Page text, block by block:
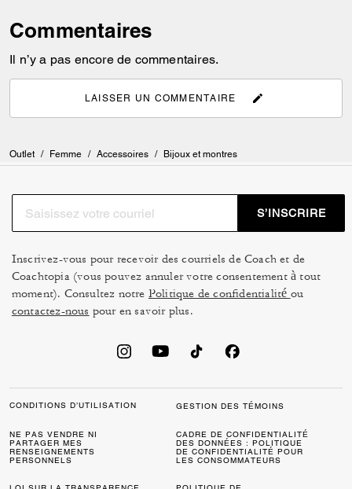
Commentaires
Il n’y a pas encore de commentaires.
LAISSER UN COMMENTAIRE
Outlet / Femme / Accessoires / Bijoux et montres
S’INSCRIRE
Inscrivez-vous pour recevoir des courriels de Coach et de
Coachtopia (vous pouvez annuler votre consentement à tout
moment). Consultez notre Politique de confidentialité ou
contactez-nous pour en savoir plus.
CONDITIONS D’UTILISATION GESTION DES TÉMOINS
NE PAS VENDRE NI
PARTAGER MES
RENSEIGNEMENTS
PERSONNELS
CADRE DE CONFIDENTIALITÉ
DES DONNÉES : POLITIQUE
DE CONFIDENTIALITÉ POUR
LES CONSOMMATEURS